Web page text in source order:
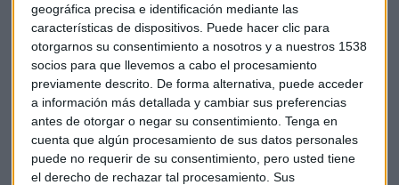
geográfica precisa e identificación mediante las
características de dispositivos. Puede hacer clic para
otorgarnos su consentimiento a nosotros y a nuestros 1538
socios para que llevemos a cabo el procesamiento
previamente descrito. De forma alternativa, puede acceder
a información más detallada y cambiar sus preferencias
antes de otorgar o negar su consentimiento. Tenga en
cuenta que algún procesamiento de sus datos personales
puede no requerir de su consentimiento, pero usted tiene
el derecho de rechazar tal procesamiento. Sus
De su mano se desarrolló una mesa de conversación en la
que participaron:
Tania de Torres,Music Lead Europe de Coca Cola
Company;Susana Revuelta, Gerente de Mk de Ecoembes;
Andrés González, Strategic Planner de Innocean;Javier
Yohn, Head of Branded Content en Ogilvy yNacho Niño
Director en Game TV